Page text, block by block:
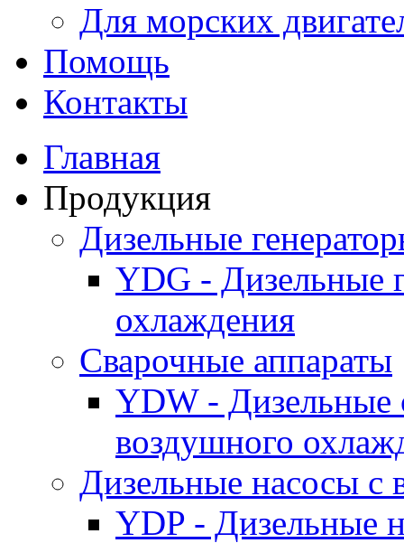
Для морских
Помощь
Контакты
Главная
Продукция
Дизельные
YDG - Дизельные
охлаждения
Cварочные аппараты
YDW - Дизельные
воздушного
Дизельные насосы
YDP - Дизельные